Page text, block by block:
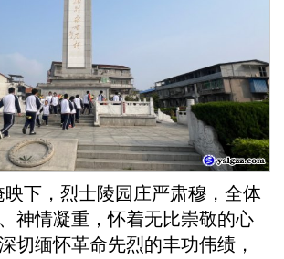
下，烈士陵园庄严肃穆，全体
神情凝重，怀着无比崇敬的心
切缅怀革命先烈的丰功伟绩，